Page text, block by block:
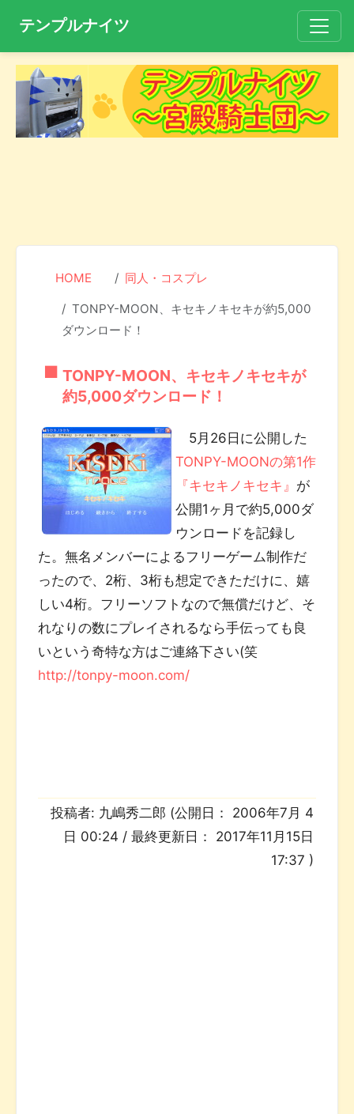
テンプルナイツ
HOME 同人・コスプレ
TONPY-MOON、キセキノキセキが約5,000
ダウンロード！
TONPY-MOON、キセキノキセキが
約5,000ダウンロード！
5月26日に公開した
TONPY-MOONの第1作
『キセキノキセキ』 が
公開1ヶ月で約5,000ダ
ウンロードを記録し
た。無名メンバーによるフリーゲーム制作だ
ったので、2桁、3桁も想定できただけに、嬉
しい4桁。フリーソフトなので無償だけど、そ
れなりの数にプレイされるなら手伝っても良
いという奇特な方はご連絡下さい(笑
http://tonpy-moon.com/
投稿者: 九嶋秀二郎 (公開日： 2006年7月 4
日 00:24 / 最終更新日： 2017年11月15日
17:37 )